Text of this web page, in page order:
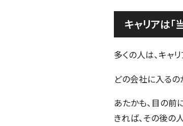
キャリアは「
多くの人は、キャ
どの会社に入るの
あたかも、目の前
きれば、その後の